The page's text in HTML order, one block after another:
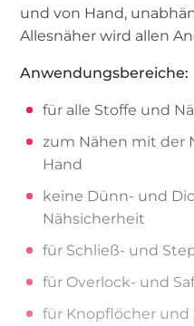
und von Hand,
Allesnäher wird allen
Anwendungsbereiche:
für alle Stoffe und
zum Nähen mit der
Hand
keine Dünn- und
Nähsicherheit
für Schließ- und
für Overlock- und
für Knopflöcher und